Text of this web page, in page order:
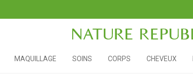
MAQUILLAGE SOINS CORPS CHEVEUX